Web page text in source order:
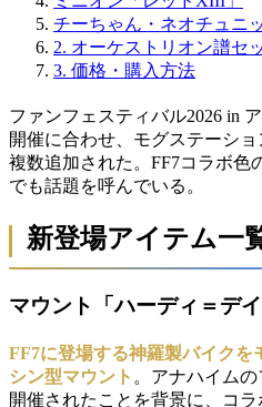
チーちゃん・ネオチュニ
2. オーケストリオン譜セ
3. 価格・購入方法
ファンフェスティバル2026 in
開催に合わせ、モグステーシ
複数追加された。FF7コラボ色
でも話題を呼んでいる。
新登場アイテム一
マウント「ハーディ＝デイ
FF7に登場する神羅製バイクを
シン型マウント 。アナハイム
開催されたことを背景に、コ